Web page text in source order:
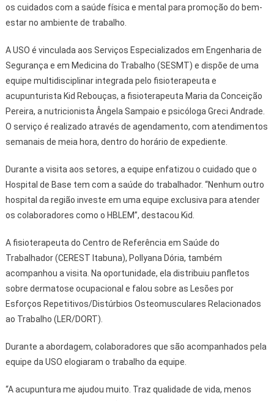
os cuidados com a saúde física e mental para promoção do bem-
estar no ambiente de trabalho.
A USO é vinculada aos Serviços Especializados em Engenharia de
Segurança e em Medicina do Trabalho (SESMT) e dispõe de uma
equipe multidisciplinar integrada pelo fisioterapeuta e
acupunturista Kid Rebouças, a fisioterapeuta Maria da Conceição
Pereira, a nutricionista Ângela Sampaio e psicóloga Greci Andrade.
O serviço é realizado através de agendamento, com atendimentos
semanais de meia hora, dentro do horário de expediente.
Durante a visita aos setores, a equipe enfatizou o cuidado que o
Hospital de Base tem com a saúde do trabalhador. “Nenhum outro
hospital da região investe em uma equipe exclusiva para atender
os colaboradores como o HBLEM”, destacou Kid.
A fisioterapeuta do Centro de Referência em Saúde do
Trabalhador (CEREST Itabuna), Pollyana Dória, também
acompanhou a visita. Na oportunidade, ela distribuiu panfletos
sobre dermatose ocupacional e falou sobre as Lesões por
Esforços Repetitivos/Distúrbios Osteomusculares Relacionados
ao Trabalho (LER/DORT).
Durante a abordagem, colaboradores que são acompanhados pela
equipe da USO elogiaram o trabalho da equipe.
“A acupuntura me ajudou muito. Traz qualidade de vida, menos